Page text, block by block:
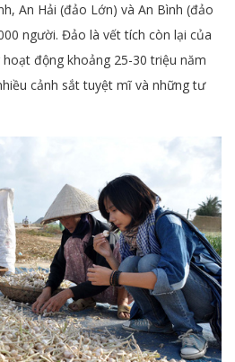
An Hải (đảo Lớn) và An Bình (đảo
người. Đảo là vết tích còn lại của
động khoảng 25-30 triệu năm
cảnh sắt tuyệt mĩ và những tư